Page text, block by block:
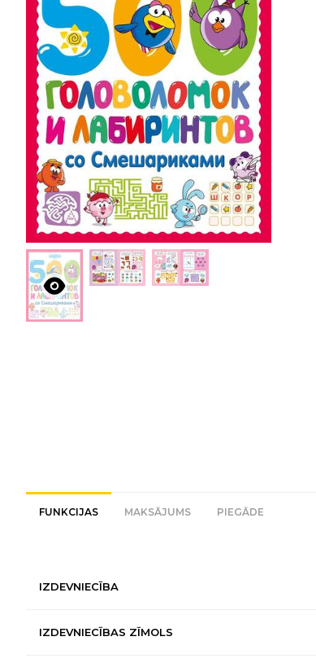
FUNKCIJAS MAKSĀJUMS PIEGĀDE
IZDEVNIECĪBA
IZDEVNIECĪBAS ZĪMOLS